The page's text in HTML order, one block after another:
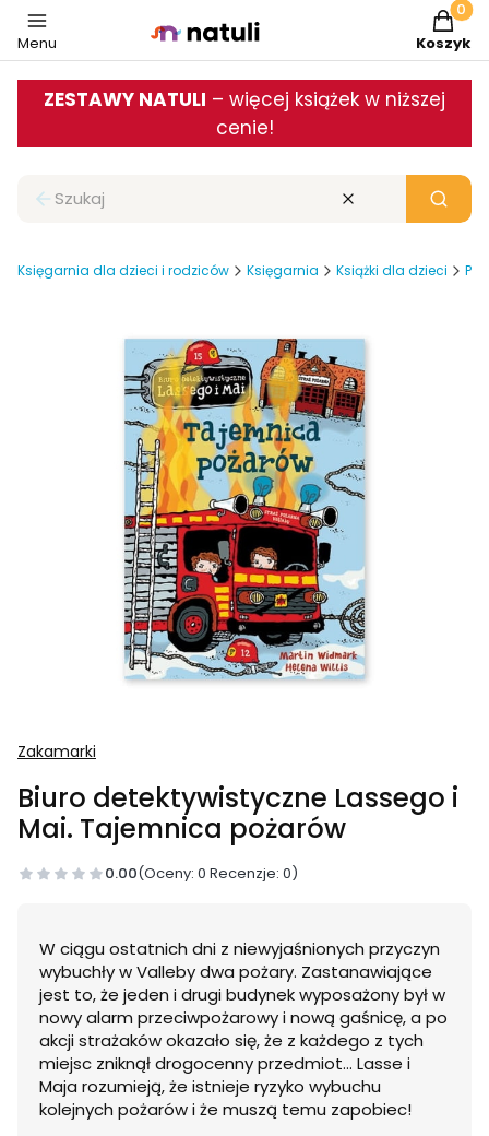
Menu Koszyk
ZESTAWY NATULI – więcej książek w niższej
cenie!
Zamknij wyszukiwarkę Wyczyść Szukaj
Księgarnia dla dzieci i rodziców Księgarnia Książki dla dzieci
Zakamarki
Biuro detektywistyczne Lassego i
Mai. Tajemnica pożarów
0.00(Oceny: 0 Recenzje: 0)
W ciągu ostatnich dni z niewyjaśnionych przyczyn
wybuchły w Valleby dwa pożary. Zastanawiające
jest to, że jeden i drugi budynek wyposażony był w
nowy alarm przeciwpożarowy i nową gaśnicę, a po
akcji strażaków okazało się, że z każdego z tych
miejsc zniknął drogocenny przedmiot… Lasse i
Maja rozumieją, że istnieje ryzyko wybuchu
kolejnych pożarów i że muszą temu zapobiec!